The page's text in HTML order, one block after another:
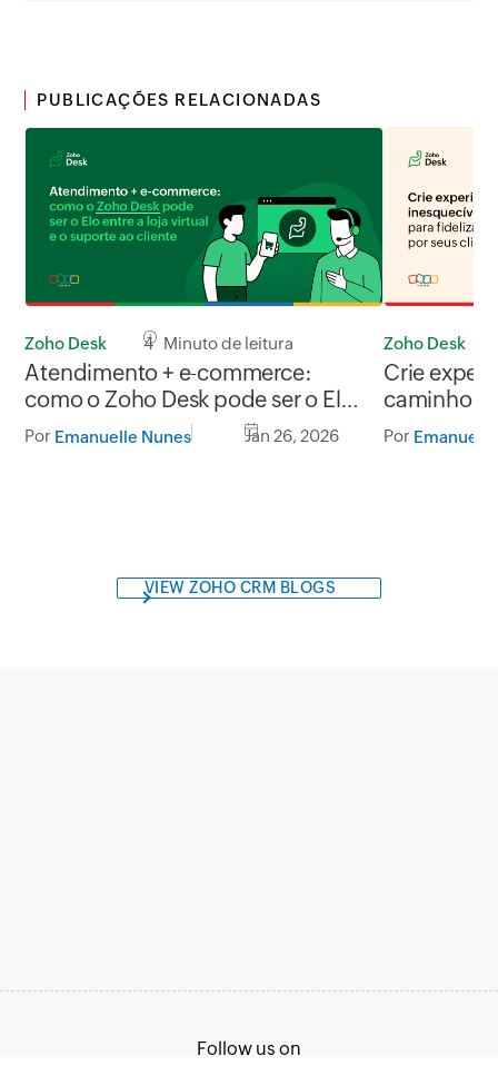
PUBLICAÇÕES RELACIONADAS
Zoho Desk 4 Minuto de leitura
Atendimento + e-commerce:
como o Zoho Desk pode ser o Elo
entre a loja virtual e o suporte ao
Por Emanuelle Nunes Jan 26, 2026
Zoho Desk
Crie
caminho
indicado
Por
VIEW ZOHO CRM BLOGS
Follow us on